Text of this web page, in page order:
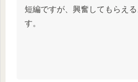
短編ですが、興奮してもらえる
す。